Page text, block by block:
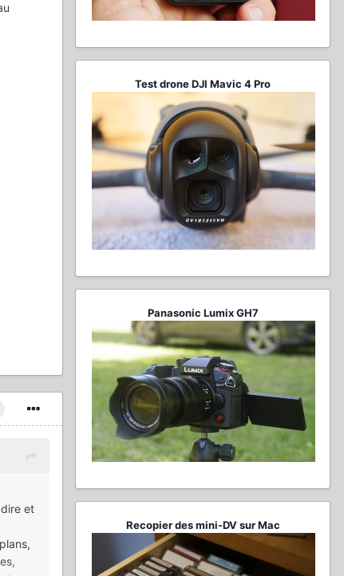
et
Test drone DJI Mavic 4 Pro
Panasonic Lumix GH7
Recopier des mini-DV sur Mac